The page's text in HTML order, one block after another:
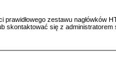
prawidłowego zestawu
skontaktować się z administratorem